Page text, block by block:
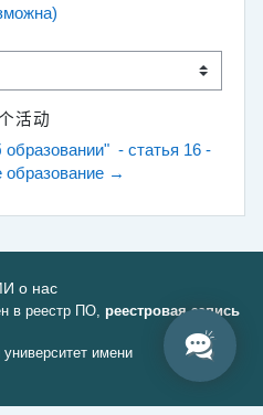
活动
- статья 16 -
образование →
о нас
в реестр ПО, реестровая запись
имени